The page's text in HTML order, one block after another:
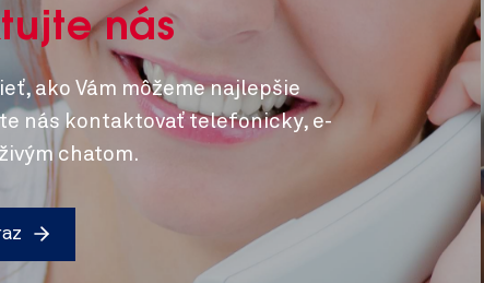
nás
ako Vám môžeme najlepšie
nás kontaktovať telefonicky, e-
chatom.